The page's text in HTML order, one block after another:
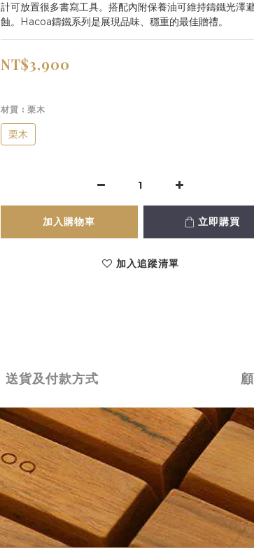
計可放置很多書寫工具。搭配內附保養油可維持鑄鐵光澤
蝕。Hacoa鑄鐵系列是展現品味、穩重的最佳贈禮。
NT$3,900
材質 : 栗木
栗木
加入購物車 立即購買
加入追蹤清單
送貨及付款方式